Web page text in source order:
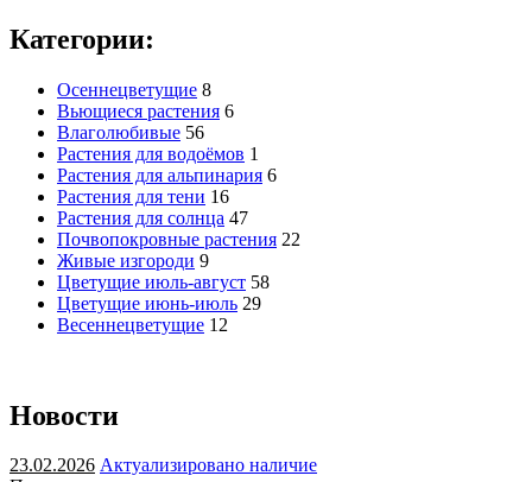
Категории:
Осеннецветущие 8
Вьющиеся растения 6
Влаголюбивые 56
Растения для водоёмов 1
Растения для альпинария 6
Растения для тени 16
Растения для солнца 47
Почвопокровные растения 22
Живые изгороди 9
Цветущие июль-август 58
Цветущие июнь-июль 29
Весеннецветущие 12
Новости
23.02.2026 Актуализировано наличие